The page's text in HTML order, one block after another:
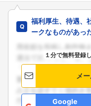
福利厚生、待遇、
ークなものがあっ
１分で無料登録
メ
Google